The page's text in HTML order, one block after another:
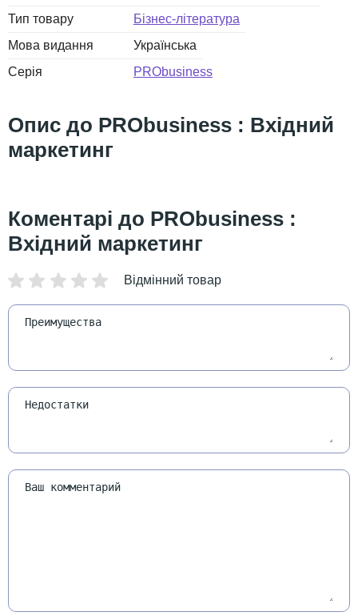
Тип товару
Бізнес-література
Мова видання
Українська
Серія
PRObusiness
PRObusiness : Вхідний
маркетинг
PRObusiness :
Вхідний маркетинг